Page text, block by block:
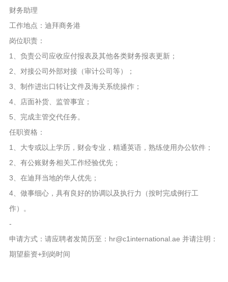
财务助理
工作地点：迪拜商务港
岗位职责：
1、负责公司应收应付报表及其他各类财务报表更新；
2、对接公司外部对接（审计公司等）；
3、制作进出口转让文件及海关系统操作；
4、店面补货、监管事宜；
5、完成主管交代任务。
任职资格：
1、大专或以上学历，财会专业，精通英语，熟练使用办公软件；
2、有公账财务相关工作经验优先；
3、在迪拜当地的华人优先；
4、做事细心，具有良好的协调以及执行力（按时完成例行工
作）。
-
申请方式：请应聘者发简历至：hr@c1international.ae 并请注明：
期望薪资+到岗时间